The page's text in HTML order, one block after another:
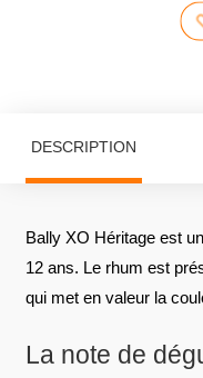
DESCRIPTION
Bally XO Héritage est
12 ans. Le rhum est
qui met en valeur la
La note de